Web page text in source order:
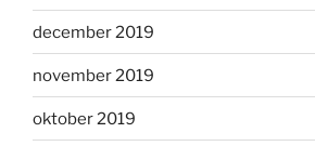
december 2019
november 2019
oktober 2019